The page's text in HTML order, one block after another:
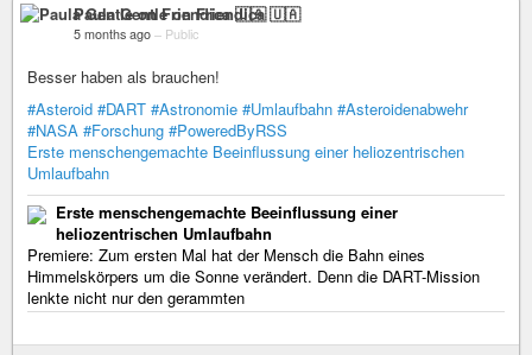
Paula Gentle on Friendica 🇺🇦
5 months ago – Public
Besser haben als brauchen!
#Asteroid #DART #Astronomie #Umlaufbahn #Asteroidenabwehr
#NASA #Forschung #PoweredByRSS
Erste menschengemachte Beeinflussung einer heliozentrischen
Umlaufbahn
Erste menschengemachte Beeinflussung einer
heliozentrischen Umlaufbahn
Premiere: Zum ersten Mal hat der Mensch die Bahn eines
Himmelskörpers um die Sonne verändert. Denn die DART-Mission
lenkte nicht nur den gerammten